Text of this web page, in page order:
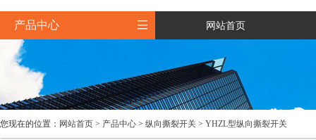
产品中心  网站首页
您现在的位置： 网站首页 > 产品中心 > 纵向撕裂开关 > YHZL型纵向撕裂开关